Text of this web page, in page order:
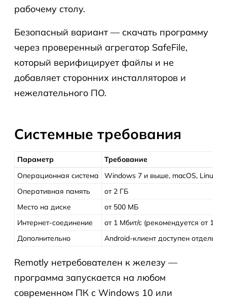
рабочему столу.
Безопасный вариант — скачать программу
через проверенный агрегатор SafeFile,
который верифицирует файлы и не
добавляет сторонних инсталляторов и
нежелательного ПО.
Системные требования
Параметр
Требование
Операционная система
Windows 7 и выше, macOS, Linux
Оперативная память
от 2 ГБ
Место на диске
от 500 МБ
Интернет-соединение
от 1 Мбит/с (рекомендуется от 10
Дополнительно
Android-клиент доступен отдельно
Remotly нетребователен к железу —
программа запускается на любом
современном ПК с Windows 10 или